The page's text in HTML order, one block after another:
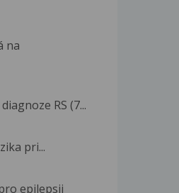
na
RS (7...
pri...
epilepsii